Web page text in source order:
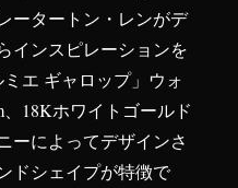
ータートン・レンがデ
インスピレーションを
エ ギャロップ」ウォ
18Kホワイトゴールド
ーによってデザインさ
ドシェイプが特徴で